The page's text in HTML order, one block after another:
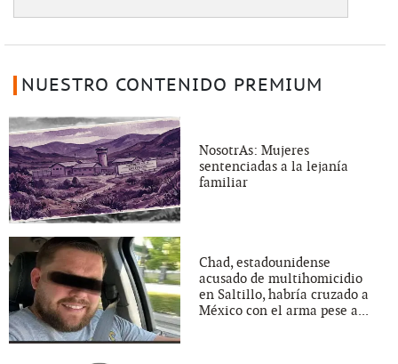
NUESTRO CONTENIDO PREMIUM
NosotrAs: Mujeres
sentenciadas a la lejanía
familiar
Chad, estadounidense
acusado de multihomicidio
en Saltillo, habría cruzado a
México con el arma pese a...